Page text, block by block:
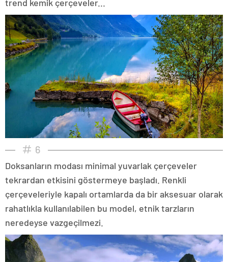
trend kemik çerçeveler...
6
Doksanların modası minimal yuvarlak çerçeveler
tekrardan etkisini göstermeye başladı. Renkli
çerçeveleriyle kapalı ortamlarda da bir aksesuar olarak
rahatlıkla kullanılabilen bu model, etnik tarzların
neredeyse vazgeçilmezi.